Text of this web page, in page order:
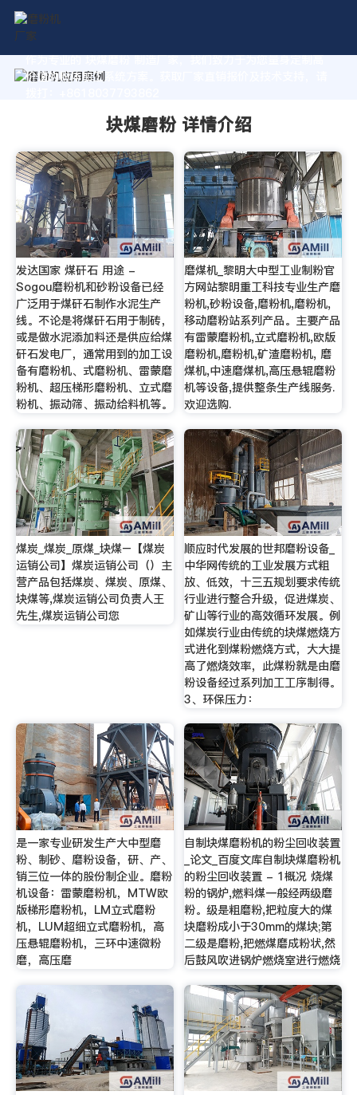
作为专业的 块煤磨粉 制造厂家，我们致力于为您量身定制高
价值的粉体加工系统方案。获取厂家直销报价及技术支持，请
块煤磨粉 详情介绍
发达国家 煤矸石 用途 -
Sogou磨粉机和砂粉设备已经
广泛用于煤矸石制作水泥生产
线。不论是将煤矸石用于制砖，
或是做水泥添加料还是供应给煤
矸石发电厂，通常用到的加工设
备有磨粉机、式磨粉机、雷蒙磨
粉机、超压梯形磨粉机、立式磨
粉机、振动筛、振动给料机等。
磨煤机_黎明大中型工业制粉官
方网站黎明重工科技专业生产磨
粉机,砂粉设备,磨粉机,磨粉机,
移动磨粉站系列产品。主要产品
有雷蒙磨粉机,立式磨粉机,欧版
磨粉机,磨粉机,矿渣磨粉机, 磨
煤机,中速磨煤机,高压悬辊磨粉
机等设备,提供整条生产线服务.
欢迎选购.
煤炭_煤炭_原煤_块煤–【煤炭
运销公司】煤炭运销公司（）主
营产品包括煤炭、煤炭、原煤、
块煤等,煤炭运销公司负责人王
先生,煤炭运销公司您
顺应时代发展的世邦磨粉设备_
中华网传统的工业发展方式粗
放、低效，十三五规划要求传统
行业进行整合升级，促进煤炭、
矿山等行业的高效循环发展。例
如煤炭行业由传统的块煤燃烧方
式进化到煤粉燃烧方式，大大提
高了燃烧效率，此煤粉就是由磨
粉设备经过系列加工工序制得。
3、环保压力：
是一家专业研发生产大中型磨
粉、制砂、磨粉设备，研、产、
销三位一体的股份制企业。磨粉
机设备：雷蒙磨粉机，MTW欧
版梯形磨粉机，LM立式磨粉
机，LUM超细立式磨粉机，高
压悬辊磨粉机，三环中速微粉
磨，高压磨
自制块煤磨粉机的粉尘回收装置
_论文_百度文库自制块煤磨粉机
的粉尘回收装置 - 1概况 烧煤
粉的锅炉,燃料煤一般经两级磨
粉。级是粗磨粉,把粒度大的煤
块磨粉成小于30mm的煤块;第
二级是磨粉,把燃煤磨成粉状,然
后鼓风吹进锅炉燃烧室进行燃烧